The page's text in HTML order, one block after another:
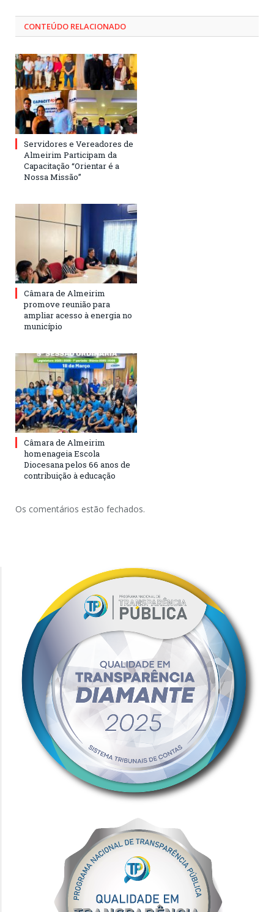
CONTEÚDO RELACIONADO
Servidores e Vereadores de
Almeirim Participam da
Capacitação “Orientar é a
Nossa Missão”
Câmara de Almeirim
promove reunião para
ampliar acesso à energia no
município
Câmara de Almeirim
homenageia Escola
Diocesana pelos 66 anos de
contribuição à educação
Os comentários estão fechados.